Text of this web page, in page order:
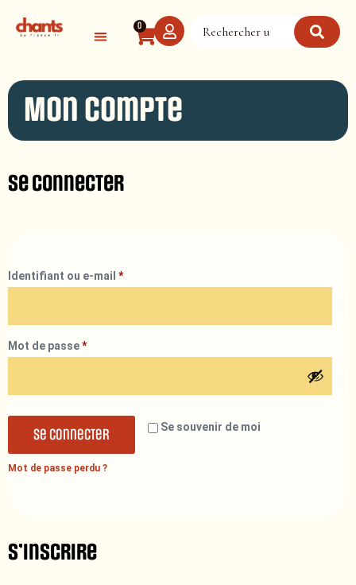
0
Mon compte
Se connecter
Identifiant ou e-mail *
Mot de passe*
Se souvenir de moi
Se connecter
Mot de passe perdu ?
S’inscrire